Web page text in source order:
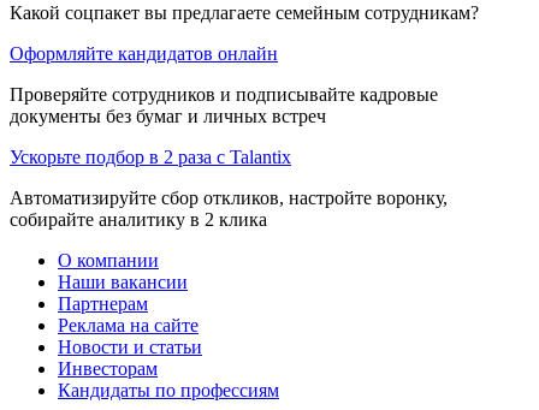
Какой соцпакет вы предлагаете семейным сотрудникам?
Оформляйте кандидатов онлайн
Проверяйте сотрудников и подписывайте кадровые
документы без бумаг и личных встреч
Ускорьте подбор в 2 раза с Talantix
Автоматизируйте сбор откликов, настройте воронку,
собирайте аналитику в 2 клика
О компании
Наши вакансии
Партнерам
Реклама на сайте
Новости и статьи
Инвесторам
Кандидаты по профессиям